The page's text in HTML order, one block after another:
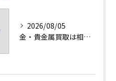
2026/08/05
金・貴金属買取は相場急落日こそ査定のポイントを押さえる